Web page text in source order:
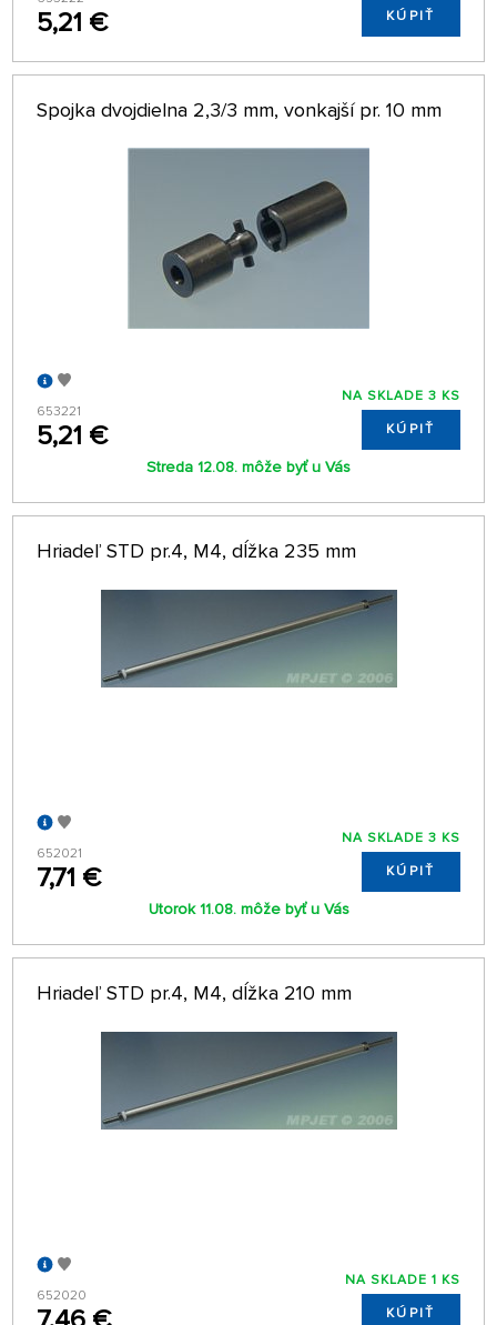
5,21 € KÚPIŤ
Spojka dvojdielna 2,3/3 mm, vonkajší pr. 10 mm
653221
5,21 €
NA SKLADE 3 KS
KÚPIŤ
Streda 12.08. môže byť u Vás
Hriadeľ STD pr.4, M4, dĺžka 235 mm
652021
7,71 €
NA SKLADE 3 KS
KÚPIŤ
Utorok 11.08. môže byť u Vás
Hriadeľ STD pr.4, M4, dĺžka 210 mm
652020
NA SKLADE 1 KS
KÚPIŤ